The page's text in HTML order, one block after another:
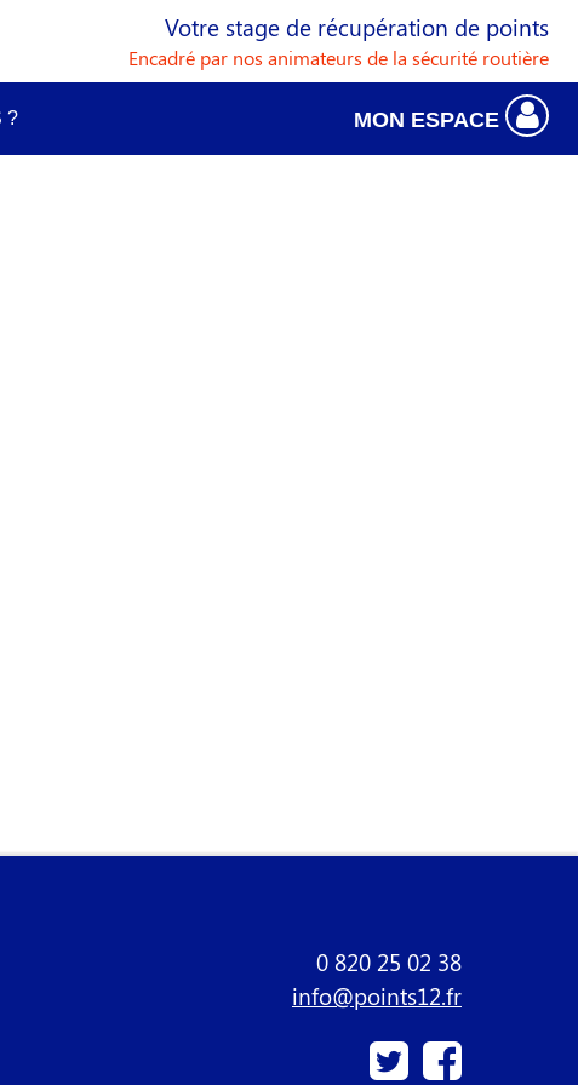
Votre stage de récupération de points
Encadré par nos animateurs de la sécurité routière
? MON ESPACE
0 820 25 02 38
info@points12.fr